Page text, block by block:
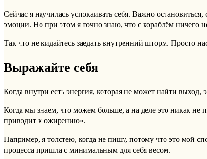
Сейчас я научилась успокаивать себя. Важно
эмоции. Но при этом я точно знаю, что с кораблём ничего
Так что не кидайтесь заедать внутренний шторм. Просто
Выражайте себя
Когда внутри есть энергия, которая не может найти выход,
Когда мы знаем, что можем больше, а на деле это никак не
приводит к ожирению».
Например, я толстею, когда не пишу, потому что это мой
процесса пришла с минимальным для себя весом.